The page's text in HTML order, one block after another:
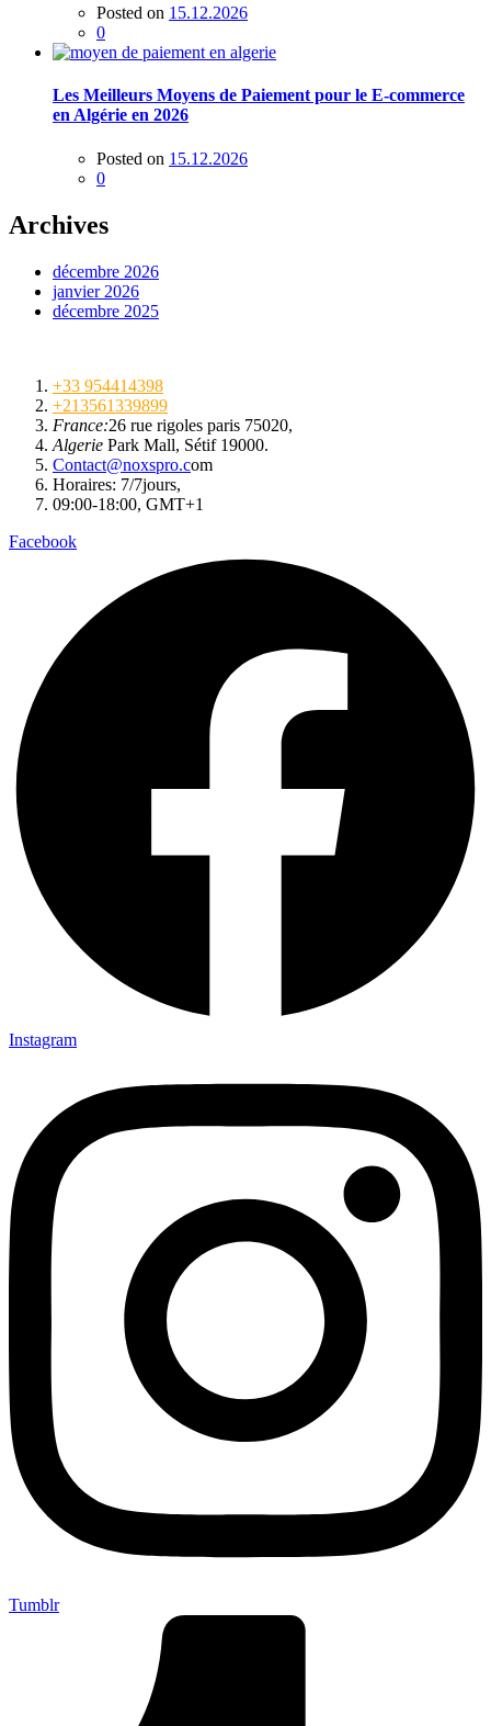
Posted on 15.12.2026
0
Les Meilleurs Moyens de Paiement pour le E-commerce
en Algérie en 2026
Posted on 15.12.2026
0
Archives
décembre 2026
janvier 2026
décembre 2025
+33 954414398
+213561339899
France:26 rue rigoles paris 75020,
Algerie Park Mall, Sétif 19000.
Contact@noxspro.com
Horaires: 7/7jours,
09:00-18:00, GMT+1
Facebook
Instagram
Tumblr